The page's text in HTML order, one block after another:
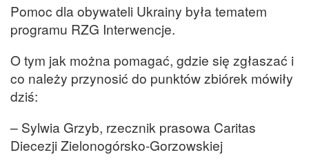
Pomoc dla obywateli Ukrainy była tematem
programu RZG Interwencje.
O tym jak można pomagać, gdzie się zgłaszać i
co należy przynosić do punktów zbiórek mówiły
dziś:
– Sylwia Grzyb, rzecznik prasowa Caritas
Diecezji Zielonogórsko-Gorzowskiej